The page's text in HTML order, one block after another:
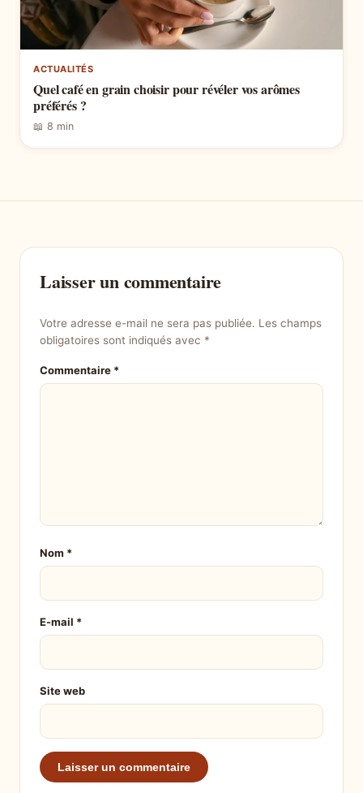
ACTUALITÉS
Quel café en grain choisir pour révéler vos arômes
préférés ?
📖 8 min
Laisser un commentaire
Votre adresse e-mail ne sera pas publiée. Les champs
obligatoires sont indiqués avec *
Commentaire *
Nom *
E-mail *
Site web